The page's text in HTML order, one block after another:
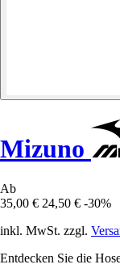
Mizuno
Ab
35,00 € 24,50 € -30%
inkl. MwSt. zzgl.
Entdecken Sie die